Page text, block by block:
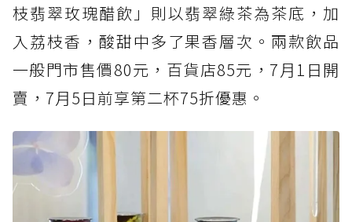
枝翡翠玫瑰醋飲」則以翡翠綠茶為茶底，加
入荔枝香，酸甜中多了果香層次。兩款飲品
一般門市售價80元，百貨店85元，7月1日開
賣，7月5日前享第二杯75折優惠。